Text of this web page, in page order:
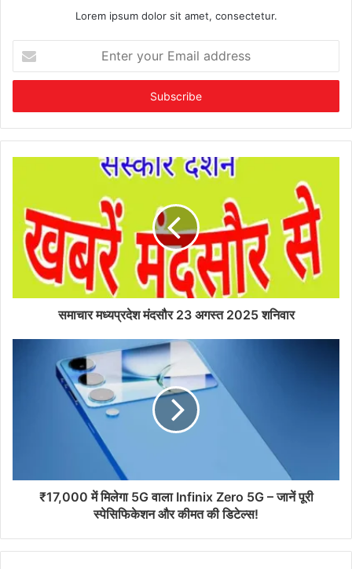
Lorem ipsum dolor sit amet, consectetur.
your
Email
समाचार मध्यप्रदेश मंदसौर 23 अगस्त 2025 शनिवार
₹17,000 में मिलेगा 5G वाला Infinix Zero 5G – जानें पूरी
स्पेसिफिकेशन और कीमत की डिटेल्स!